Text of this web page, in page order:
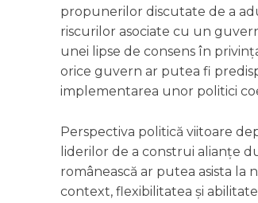
propunerilor discutate de a
riscurilor asociate cu un
unei lipse de consens în
orice guvern ar putea fi
implementarea unor politici
Perspectiva politică viitoare
liderilor de a construi alianțe
românească ar putea asista la
context, flexibilitatea și